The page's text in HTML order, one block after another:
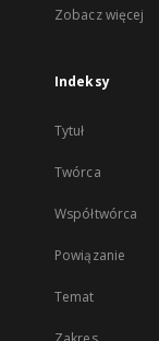
Zobacz więcej
Indeksy
Tytuł
Twórca
Współtwórca
Powiązanie
Temat